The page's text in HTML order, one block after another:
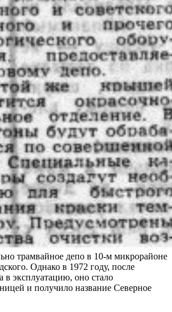
трамвайное депо в 10-м микрорайоне
Однако в 1972 году, после
в эксплуатацию, оно стало
и получило название Северное